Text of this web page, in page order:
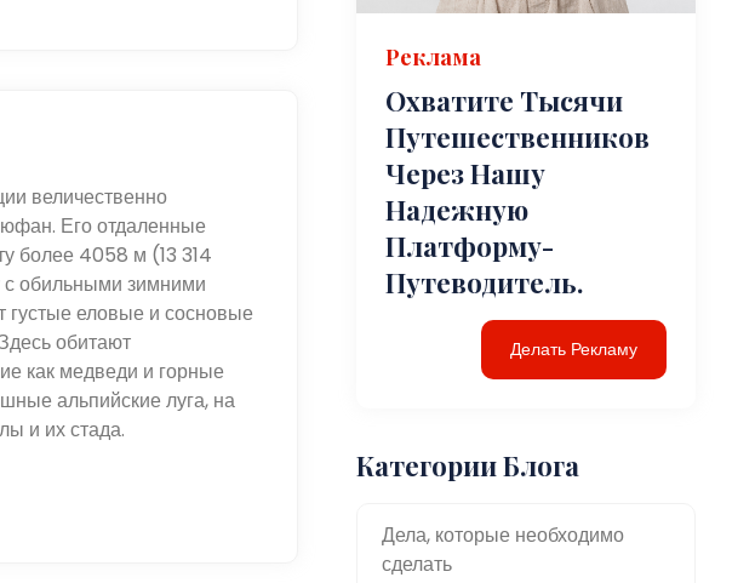
величественно
Его отдаленные
более 4058 м (13 314
обильными зимними
еловые и сосновые
обитают
как медведи и горные
альпийские луга, на
и их стада.
Реклама
Охватите Тысячи
Путешественников
Через Нашу
Надежную
Платформу-
Путеводитель.
Делать Рекламу
Категории Блога
Дела, которые необходимо
сделать